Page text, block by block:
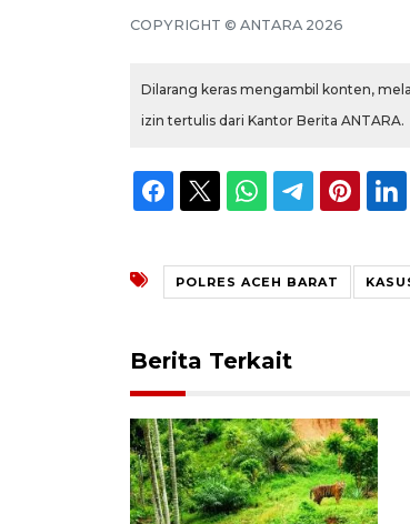
COPYRIGHT © ANTARA 2026
Dilarang keras mengambil konten,
izin tertulis dari Kantor Berita ANTARA.
POLRES ACEH BARAT
Berita Terkait